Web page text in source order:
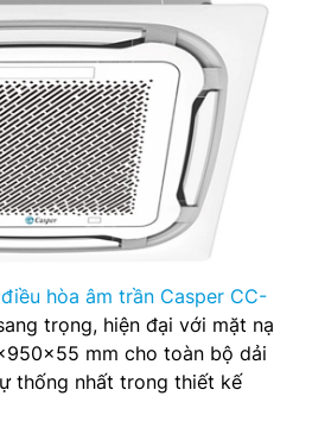
điều hòa âm trần Casper CC-
trọng, hiện đại với mặt nạ
mm cho toàn bộ dải
thống nhất trong thiết kế